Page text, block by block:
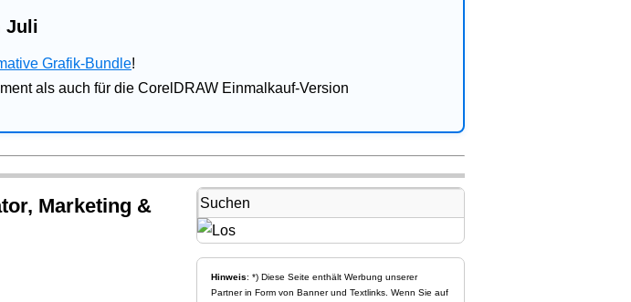
Juli
Grafik-Bundle!
als auch für die CorelDRAW Einmalkauf-Version
Marketing &
Hinweis: *) Diese Seite enthält Werbung unserer
Partner in Form von Banner und Textlinks. Wenn Sie auf